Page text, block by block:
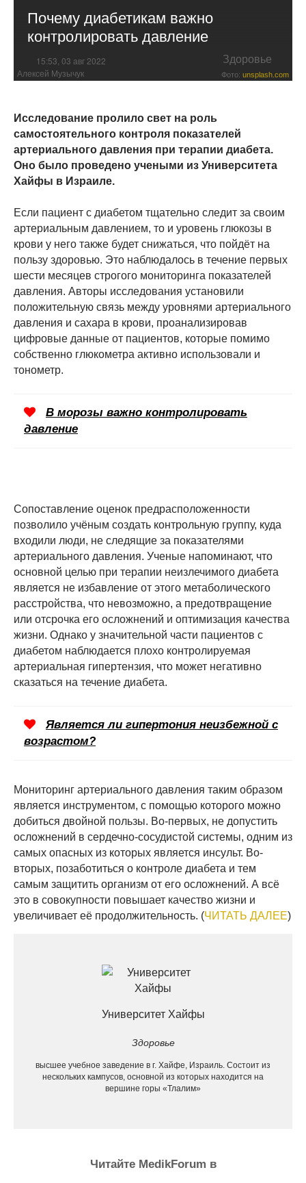
Почему диабетикам важно
контролировать давление
15:53, 03 авг 2022 Здоровье
Алексей Музычук Фото: unsplash.com
Исследование пролило свет на роль
самостоятельного контроля показателей
артериального давления при терапии диабета.
Оно было проведено учеными из Университета
Хайфы в Израиле.
Если пациент с диабетом тщательно следит за своим
артериальным давлением, то и уровень глюкозы в
крови у него также будет снижаться, что пойдёт на
пользу здоровью. Это наблюдалось в течение первых
шести месяцев строгого мониторинга показателей
давления. Авторы исследования установили
положительную связь между уровнями артериального
давления и сахара в крови, проанализировав
цифровые данные от пациентов, которые помимо
собственно глюкометра активно использовали и
тонометр.
В морозы важно контролировать
давление
Сопоставление оценок предрасположенности
позволило учёным создать контрольную группу, куда
входили люди, не следящие за показателями
артериального давления. Ученые напоминают, что
основной целью при терапии неизлечимого диабета
является не избавление от этого метаболического
расстройства, что невозможно, а предотвращение
или отсрочка его осложнений и оптимизация качества
жизни. Однако у значительной части пациентов с
диабетом наблюдается плохо контролируемая
артериальная гипертензия, что может негативно
сказаться на течение диабета.
Является ли гипертония неизбежной с
возрастом?
Мониторинг артериального давления таким образом
является инструментом, с помощью которого можно
добиться двойной пользы. Во-первых, не допустить
осложнений в сердечно-сосудистой системы, одним из
самых опасных из которых является инсульт. Во-
вторых, позаботиться о контроле диабета и тем
самым защитить организм от его осложнений. А всё
это в совокупности повышает качество жизни и
увеличивает её продолжительность. (ЧИТАТЬ ДАЛЕЕ)
Университет Хайфы
Здоровье
высшее учебное заведение в г. Хайфе, Израиль. Состоит из
нескольких кампусов, основной из которых находится на
вершине горы «Тлалим»
Читайте MedikForum в